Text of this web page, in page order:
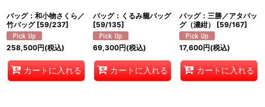
バッグ：和小物さくら／
竹バッグ [59/237]
258,500円(税込)
カートに入れる
バッグ：くるみ籠バッグ
[59/135]
69,300円(税込)
カートに入れる
バッグ：三勝／アタバッ
グ（濃紺）
[59/167]
17,600円(税込)
カートに入れる